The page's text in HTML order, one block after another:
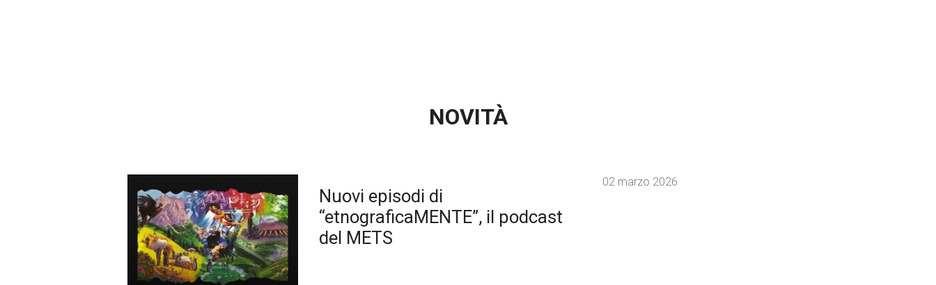
NOVITÀ
Nuovi episodi di
“etnograficaMENTE”, il podcast
del METS
02 marzo 2026